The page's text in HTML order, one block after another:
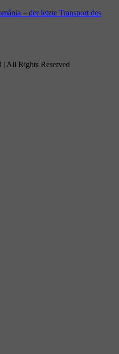
– der letzte Transport des
All Rights Reserved